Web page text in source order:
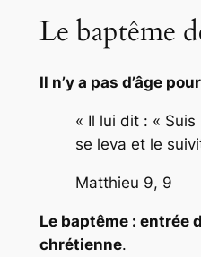
Le baptême
Il n’y a pas d’âge
« Il lui dit : « Suis
se leva et le
Matthieu 9, 9
Le baptême : entrée
chrétienne.